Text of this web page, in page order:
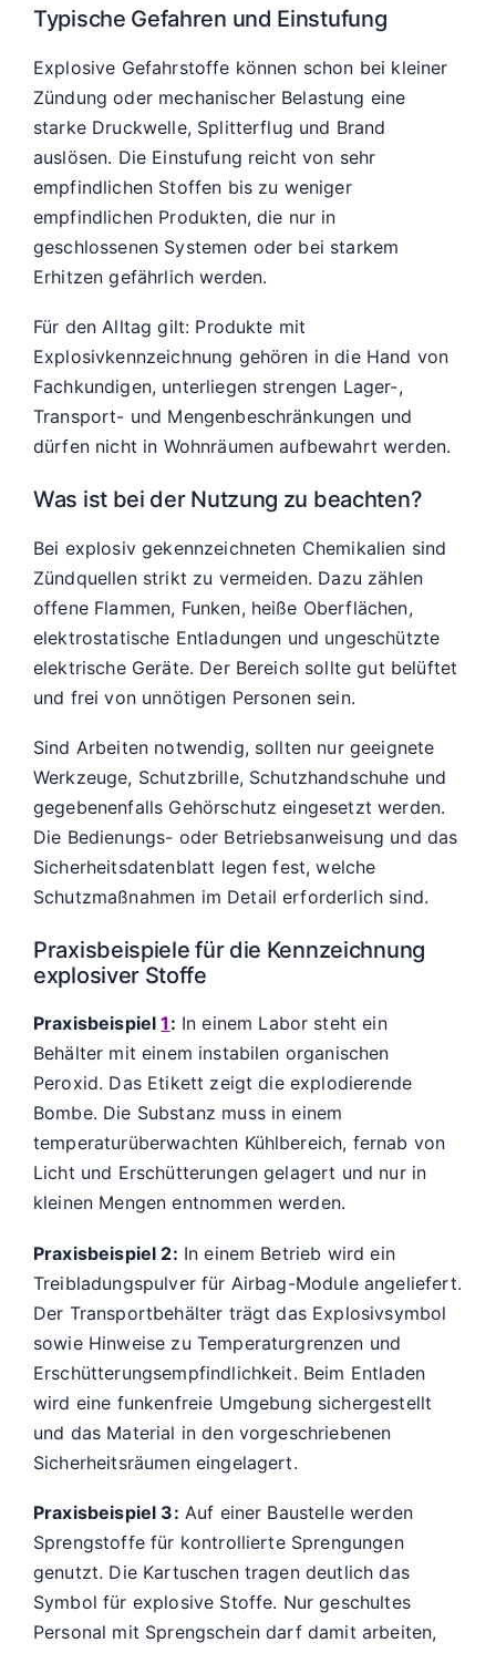
Typische Gefahren und Einstufung
Explosive Gefahrstoffe können schon bei kleiner
Zündung oder mechanischer Belastung eine
starke Druckwelle, Splitterflug und Brand
auslösen. Die Einstufung reicht von sehr
empfindlichen Stoffen bis zu weniger
empfindlichen Produkten, die nur in
geschlossenen Systemen oder bei starkem
Erhitzen gefährlich werden.
Für den Alltag gilt: Produkte mit
Explosivkennzeichnung gehören in die Hand von
Fachkundigen, unterliegen strengen Lager-,
Transport- und Mengenbeschränkungen und
dürfen nicht in Wohnräumen aufbewahrt werden.
Was ist bei der Nutzung zu beachten?
Bei explosiv gekennzeichneten Chemikalien sind
Zündquellen strikt zu vermeiden. Dazu zählen
offene Flammen, Funken, heiße Oberflächen,
elektrostatische Entladungen und ungeschützte
elektrische Geräte. Der Bereich sollte gut belüftet
und frei von unnötigen Personen sein.
Sind Arbeiten notwendig, sollten nur geeignete
Werkzeuge, Schutzbrille, Schutzhandschuhe und
gegebenenfalls Gehörschutz eingesetzt werden.
Die Bedienungs- oder Betriebsanweisung und das
Sicherheitsdatenblatt legen fest, welche
Schutzmaßnahmen im Detail erforderlich sind.
Praxisbeispiele für die Kennzeichnung
explosiver Stoffe
Praxisbeispiel1 : In einem Labor steht ein
Behälter mit einem instabilen organischen
Peroxid. Das Etikett zeigt die explodierende
Bombe. Die Substanz muss in einem
temperaturüberwachten Kühlbereich, fernab von
Licht und Erschütterungen gelagert und nur in
kleinen Mengen entnommen werden.
Praxisbeispiel 2: In einem Betrieb wird ein
Treibladungspulver für Airbag-Module angeliefert.
Der Transportbehälter trägt das Explosivsymbol
sowie Hinweise zu Temperaturgrenzen und
Erschütterungsempfindlichkeit. Beim Entladen
wird eine funkenfreie Umgebung sichergestellt
und das Material in den vorgeschriebenen
Sicherheitsräumen eingelagert.
Praxisbeispiel 3: Auf einer Baustelle werden
Sprengstoffe für kontrollierte Sprengungen
genutzt. Die Kartuschen tragen deutlich das
Symbol für explosive Stoffe. Nur geschultes
Personal mit Sprengschein darf damit arbeiten,